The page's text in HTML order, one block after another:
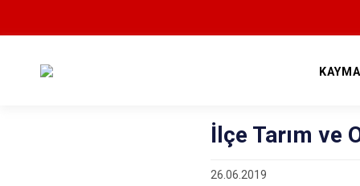
İlçe Tarım ve
26.06.2019